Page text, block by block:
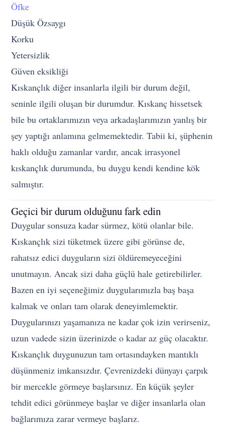
Öfke
Düşük Özsaygı
Korku
Yetersizlik
Güven eksikliği
Kıskançlık diğer insanlarla ilgili bir durum değil,
seninle ilgili oluşan bir durumdur. Kıskanç hissetsek
bile bu ortaklarımızın veya arkadaşlarımızın yanlış bir
şey yaptığı anlamına gelmemektedir. Tabii ki, şüphenin
haklı olduğu zamanlar vardır, ancak irrasyonel
kıskançlık durumunda, bu duygu kendi kendine kök
salmıştır.
Geçici bir durum olduğunu fark edin
Duygular sonsuza kadar sürmez, kötü olanlar bile.
Kıskançlık sizi tüketmek üzere gibi görünse de,
rahatsız edici duyguların sizi öldüremeyeceğini
unutmayın. Ancak sizi daha güçlü hale getirebilirler.
Bazen en iyi seçeneğimiz duygularımızla baş başa
kalmak ve onları tam olarak deneyimlemektir.
Duygularınızı yaşamanıza ne kadar çok izin verirseniz,
uzun vadede sizin üzerinizde o kadar az güç olacaktır.
Kıskançlık duygunuzun tam ortasındayken mantıklı
düşünmeniz imkansızdır. Çevrenizdeki dünyayı çarpık
bir mercekle görmeye başlarsınız. En küçük şeyler
tehdit edici görünmeye başlar ve diğer insanlarla olan
bağlarımıza zarar vermeye başlarız.